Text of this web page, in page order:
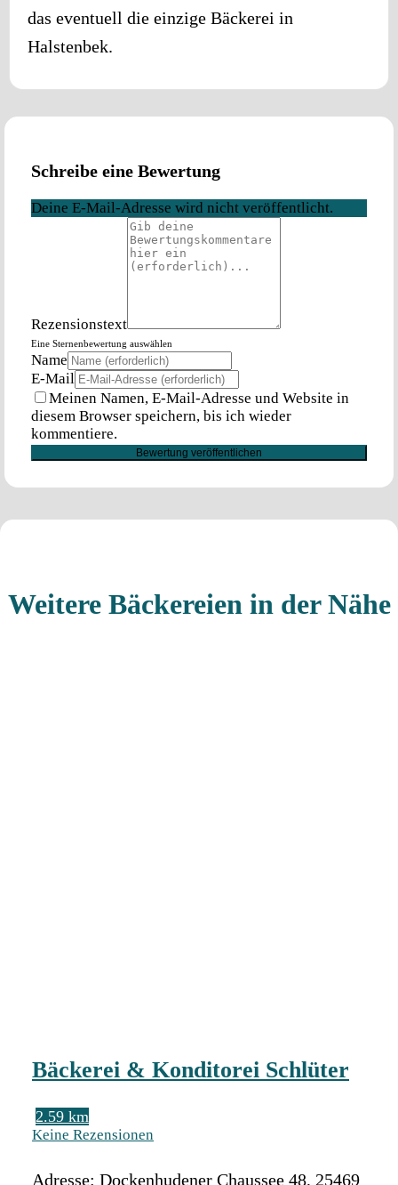
das eventuell die einzige Bäckerei in
Halstenbek.
Schreibe eine Bewertung
Deine E-Mail-Adresse wird nicht veröffentlicht.
Rezensionstext
Eine Sternenbewertung auswählen
Name
E-Mail
Meinen Namen, E-Mail-Adresse und Website in
diesem Browser speichern, bis ich wieder
kommentiere.
Weitere Bäckereien in der Nähe
Bäckerei & Konditorei Schlüter
2.59 km
Keine Rezensionen
Adresse: Dockenhudener Chaussee 48, 25469